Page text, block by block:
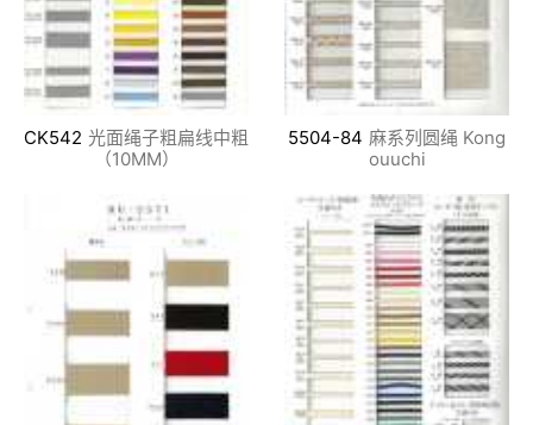
CK542 光面绳子粗扁线中粗
（10MM）
5504-84 麻系列圆绳 Kong
ouuchi